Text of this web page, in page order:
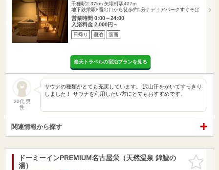
千種駅2.37km 矢場町駅407m
地下鉄栄駅8番出口から徒歩約5分ナディアパークすぐそば
営業時間 0:00～24:00
入浴料金 2,000円～
日帰り 宿泊 漫画
楽天トラベルの宿泊プランを見る
20代 男
性
サウナの種類がとても充実しています。 沢山汗をかいてすっきり
しました！ サウナを利用したい方にとてもおすすめです。
関連情報から探す
お気に入
りに追加
ドーミーインPREMIUM名古屋栄（天然温泉 錦鯱の
湯）